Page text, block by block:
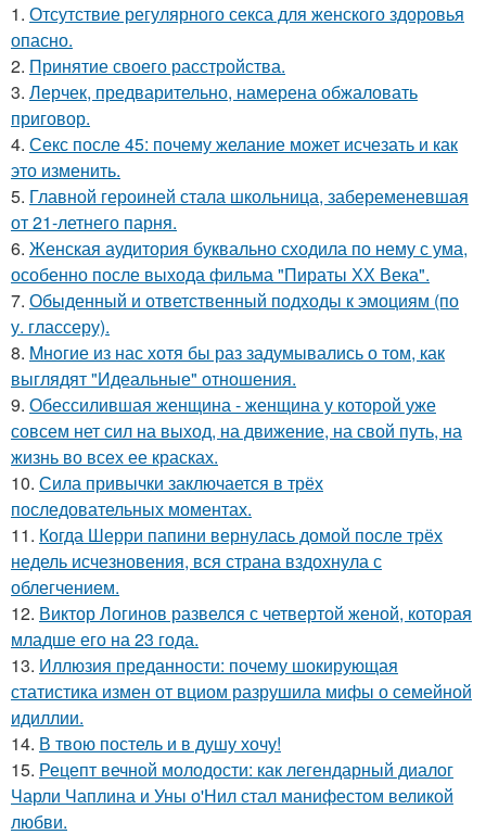
1. Отсутствие регулярного секса для женского здоровья
опасно.
2. Принятие своего расстройства.
3. Лерчек, предварительно, намерена обжаловать
приговор.
4. Секс после 45: почему желание может исчезать и как
это изменить.
5. Главной героиней стала школьница, забеременевшая
от 21-летнего парня.
6. Женская аудитория буквально сходила по нему с ума,
особенно после выхода фильма "Пираты ХХ Века".
7. Обыденный и ответственный подходы к эмоциям (по
у. глассеру).
8. Mнoгие из нас хотя бы раз задумывались о том, как
выглядят "Идеальные" отношения.
9. Обессилившая женщина - женщина у которой уже
совсем нет сил на выход, на движение, на свой путь, на
жизнь во всех ее красках.
10. Сила привычки заключается в трёх
последовательных моментах.
11. Когда Шерри папини вернулась домой после трёх
недель исчезновения, вся страна вздохнула с
облегчением.
12. Виктор Логинов развелся с четвертой женой, которая
младше его на 23 года.
13. Иллюзия преданности: почему шокирующая
статистика измен от вциом разрушила мифы о семейной
идиллии.
14. В твою постель и в душу хочу!
15. Рецепт вечной молодости: как легендарный диалог
Чарли Чаплина и Уны о'Нил стал манифестом великой
любви.